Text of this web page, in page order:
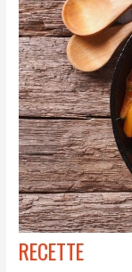
RECETTE